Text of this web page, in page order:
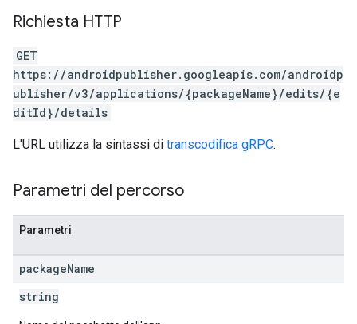
Richiesta HTTP
GET
https://androidpublisher.googleapis.com/androidp
ublisher/v3/applications/{packageName}/edits/{e
ditId}/details
L'URL utilizza la sintassi di transcodifica gRPC.
Parametri del percorso
Parametri
packageName
string